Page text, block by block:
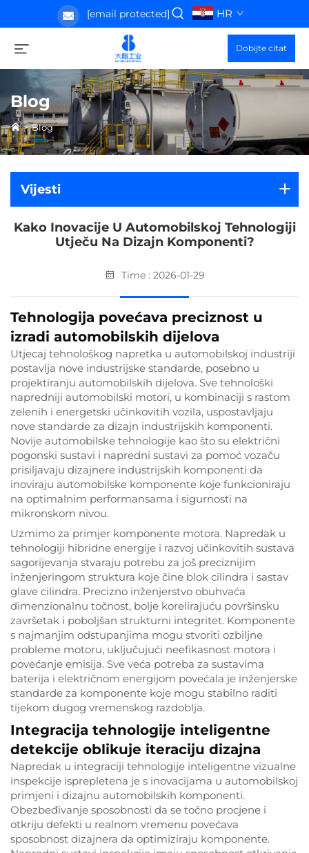
[email protected] HR
Dobijte citat
Blog
>Blog
Vijesti
Kako Inovacije U Automobilskoj Tehnologiji
Utječu Na Dizajn Komponenti?
Time : 2026-01-29
Tehnologija povećava preciznost u
izradi automobilskih dijelova
Utjecaj tehnološkog napretka u automobilskoj industriji
postavlja nove industrijske standarde, posebno u
projektiranju automobilskih dijelova. Sve tehnološki
napredniji automobilski motori, u kombinaciji s rastom
zelenih i energetski učinkovitih vozila, uspostavljaju
nove standarde za dizajn industrijskih komponenti.
Novije automobilske tehnologije kao što su električni
pogonski sustavi i napredni sustavi za pomoć vozaču
prisiljavaju dizajnere industrijskih komponenti da
inoviraju automobilske komponente koje funkcioniraju
na optimalnim performansama i sigurnosti na
mikronskom nivou.
Uzmimo za primjer komponente motora. Napredak u
tehnologiji hibridne energije i razvoj učinkovitih sustava
sagorijevanja stvaraju potrebu za još preciznijim
inženjeringom struktura koje čine blok cilindra i sastav
glave cilindra. Precizno inženjerstvo obuhvaća
dimenzionalnu točnost, bolje korelirajuću površinsku
završetak i poboljšan strukturni integritet. Komponente
s najmanjim odstupanjima mogu stvoriti ozbiljne
probleme motoru, uključujući neefikasnost motora i
povećanje emisija. Sve veća potreba za sustavima
baterija i električnom energijom povećala je inženjerske
standarde za komponente koje mogu stabilno raditi
tijekom dugog vremenskog razdoblja.
Integracija tehnologije inteligentne
detekcije oblikuje iteraciju dizajna
Napredak u integraciji tehnologije inteligentne vizualne
inspekcije isprepletena je s inovacijama u automobilskoj
primjeni i dizajnu automobilskih komponenti.
Obezbeđivanje sposobnosti da se točno procjene i
otkriju defekti u realnom vremenu povećava
sposobnost dizajnera da optimiziraju komponente.